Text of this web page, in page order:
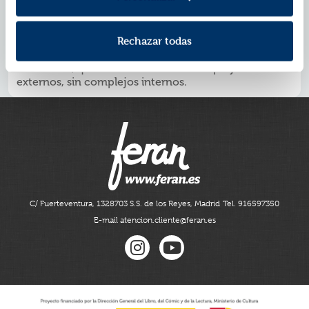
Rechazar todas
que sucede cuando nos damos cuenta de que lo que
de risas, llantos, letras y melodías...
externos, sin complejos internos.
C/ Fuerteventura, 1328703 S.S. de los Reyes, Madrid Tel. 916597350
E-mail atencion.cliente@feran.es